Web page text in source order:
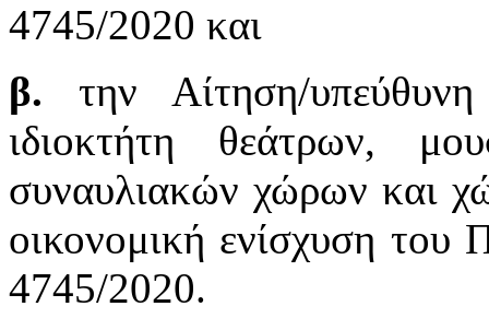
4745/2020 και
β. την Αίτηση/
ιδιοκτήτη θεάτρων,
συναυλιακών χώρων και
οικονομική ενίσχυση του
4745/2020.